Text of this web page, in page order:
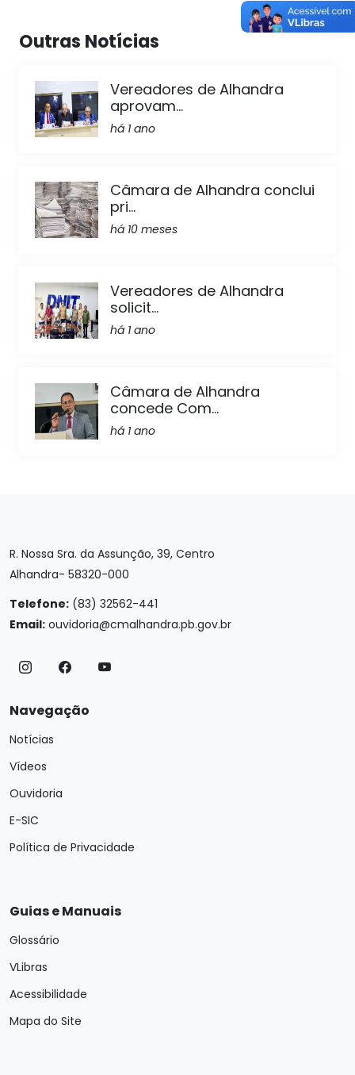
Outras Notícias
Vereadores de Alhandra
aprovam...
há 1 ano
Câmara de Alhandra conclui
pri...
há 10 meses
Vereadores de Alhandra
solicit...
há 1 ano
Câmara de Alhandra
concede Com...
há 1 ano
R. Nossa Sra. da Assunção, 39, Centro
Alhandra- 58320-000
Telefone: (83) 32562-441
Email: ouvidoria@cmalhandra.pb.gov.br
Navegação
Notícias
Vídeos
Ouvidoria
E-SIC
Política de Privacidade
Guias e Manuais
Glossário
VLibras
Acessibilidade
Mapa do Site